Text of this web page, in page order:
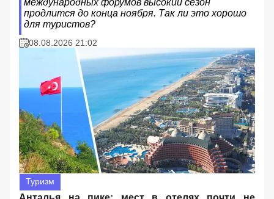
продлится до конца ноября. Так ли это хорошо
для туристов?
08.08.2026 21:02
Туризм